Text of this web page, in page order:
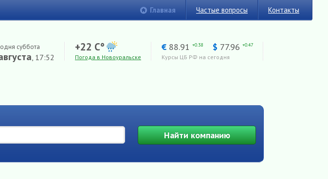
Главная Частые вопросы Контакты
суббота
, 17:52
+22 C°
Погода в Новоуральске
€ 88.91 +0.38 $ 77.96 +0.47
Курсы ЦБ РФ на сегодня
Найтикомпанию